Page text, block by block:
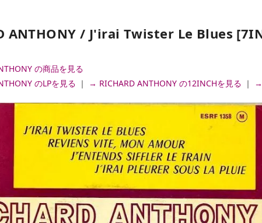
ANTHONY / J'irai Twister Le Blues
の商品を見る
のLPを見る ｜ → RICHARD ANTHONY の12INCHを見る ｜ →